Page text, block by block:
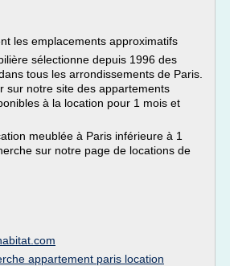
les emplacements approximatifs
sélectionne depuis 1996 des
tous les arrondissements de Paris.
sur notre site des appartements
à la location pour 1 mois et
meublée à Paris inférieure à 1
sur notre page de locations de
appartement paris location